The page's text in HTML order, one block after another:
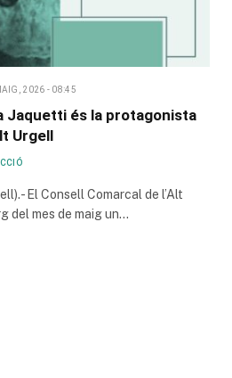
2026 - 08:45
Jaquetti és la protagonista
Urgell
El Consell Comarcal de l’Alt
del mes de maig un…